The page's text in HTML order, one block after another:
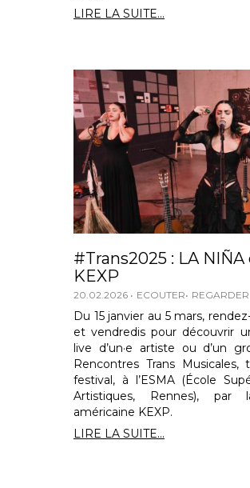
LIRE LA SUITE...
#Trans2025 : LA NIÑA
KEXP
20.02.2026 ECOUTER REGARDER
Du 15 janvier au 5 mars,
et vendredis pour découvrir
live d’un·e artiste ou d’un
Rencontres Trans
festival, à l’ESMA (École
Artistiques, Rennes), par
américaine KEXP.
LIRE LA SUITE...